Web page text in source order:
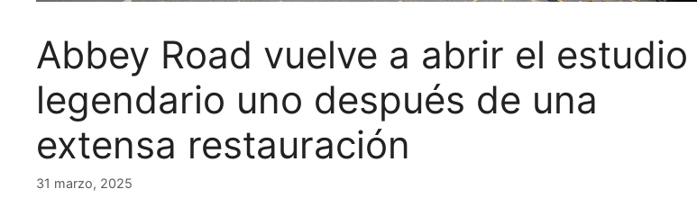
Abbey Road vuelve a abrir el estudio
legendario uno después de una
extensa restauración
31 marzo, 2025